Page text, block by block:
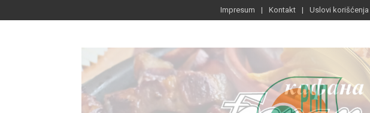
Impresum Kontakt Uslovi korišćenja